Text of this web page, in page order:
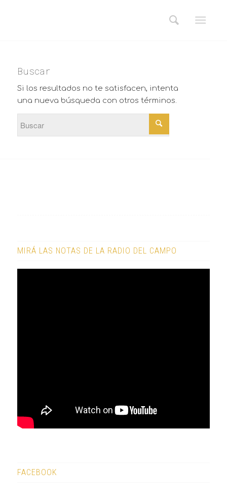
Buscar
Si los resultados no te satisfacen, intenta
una nueva búsqueda con otros términos.
MIRÁ LAS NOTAS DE LA RADIO DEL CAMPO
FACEBOOK